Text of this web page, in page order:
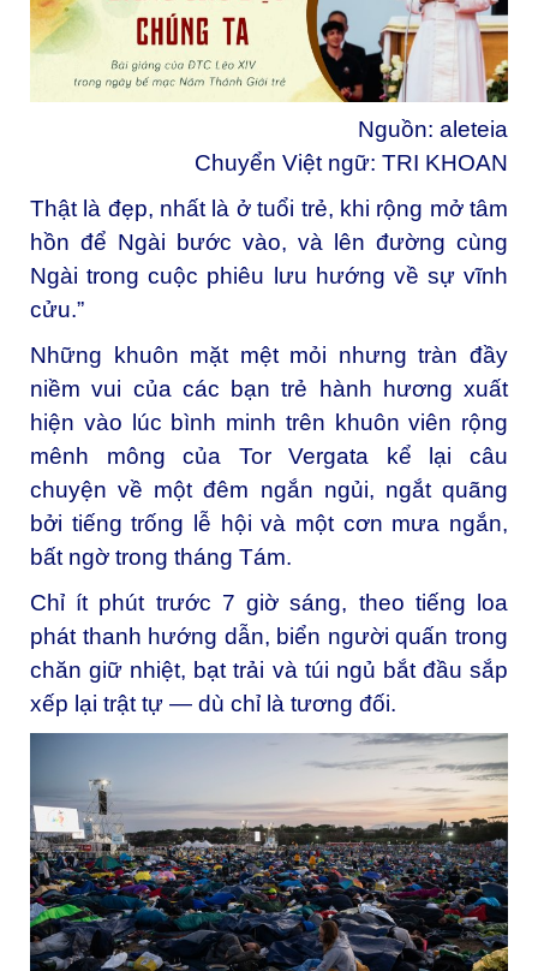
Nguồn: aleteia
Chuyển Việt ngữ: TRI KHOAN
Thật là đẹp, nhất là ở tuổi trẻ, khi rộng mở tâm
hồn để Ngài bước vào, và lên đường cùng
Ngài trong cuộc phiêu lưu hướng về sự vĩnh
cửu.”
Những khuôn mặt mệt mỏi nhưng tràn đầy
niềm vui của các bạn trẻ hành hương xuất
hiện vào lúc bình minh trên khuôn viên rộng
mênh mông của Tor Vergata kể lại câu
chuyện về một đêm ngắn ngủi, ngắt quãng
bởi tiếng trống lễ hội và một cơn mưa ngắn,
bất ngờ trong tháng Tám.
Chỉ ít phút trước 7 giờ sáng, theo tiếng loa
phát thanh hướng dẫn, biển người quấn trong
chăn giữ nhiệt, bạt trải và túi ngủ bắt đầu sắp
xếp lại trật tự — dù chỉ là tương đối.